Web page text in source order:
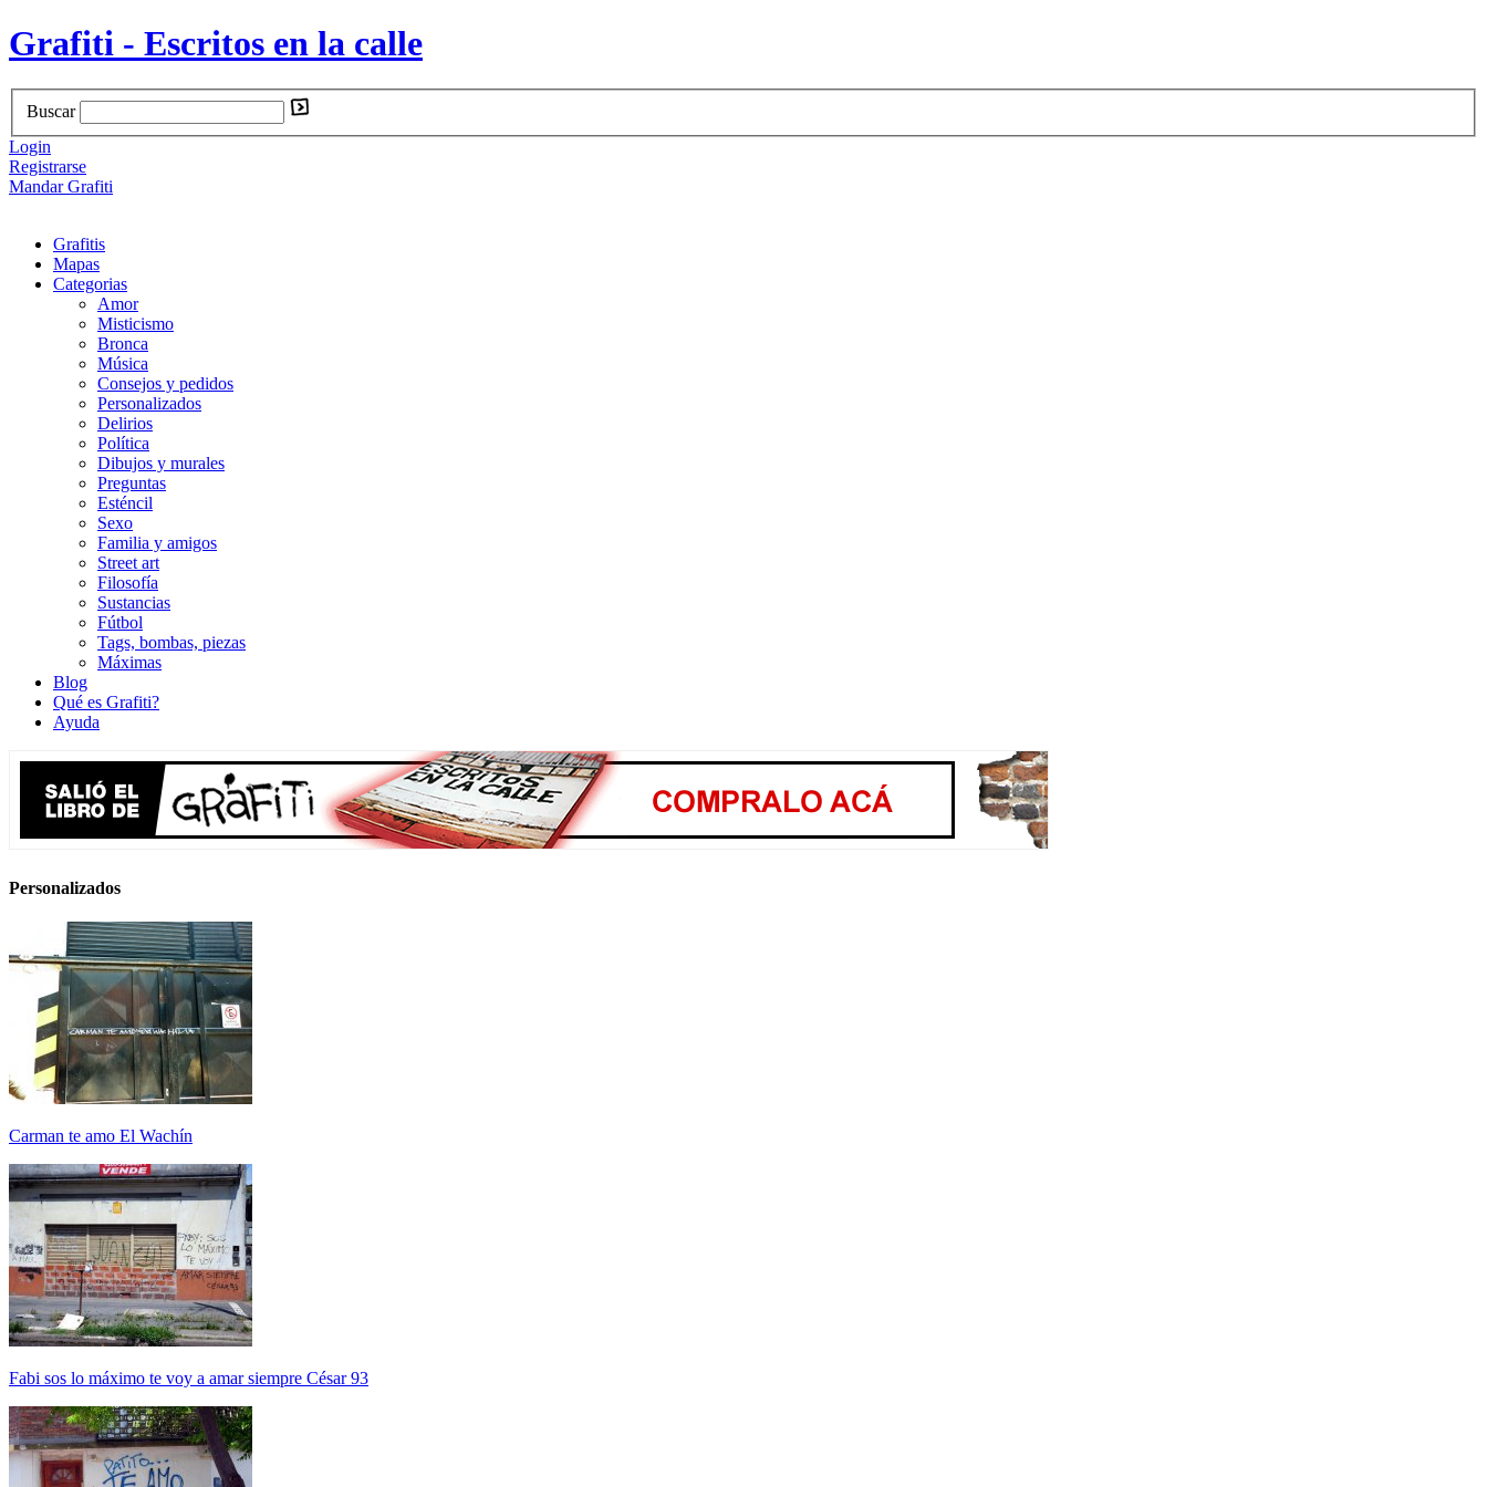
Grafiti - Escritos en la calle
Buscar
Login
Registrarse
Mandar Grafiti
Grafitis
Mapas
Categorias
Amor
Misticismo
Bronca
Música
Consejos y pedidos
Personalizados
Delirios
Política
Dibujos y murales
Preguntas
Esténcil
Sexo
Familia y amigos
Street art
Filosofía
Sustancias
Fútbol
Tags, bombas, piezas
Máximas
Blog
Qué es Grafiti?
Ayuda
Personalizados
Carman te amo El Wachín
Fabi sos lo máximo te voy a amar siempre César 93